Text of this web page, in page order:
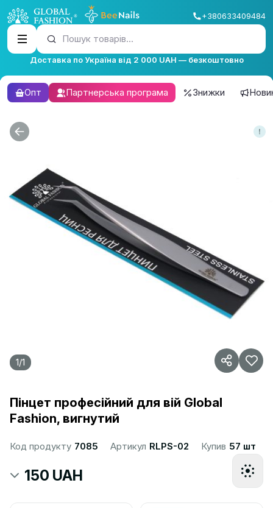
+380633409484
Пошук товарів...
Доставка по Україна від 2 000 UAH — безкоштовно
Опт Партнерська програма Знижки
1/1
Пінцет професійний для вій Global
Fashion, вигнутий
Код продукту 7085 Артикул RLPS-02 Купив 57 шт
150 UAH